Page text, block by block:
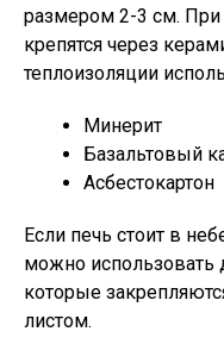
размером 2-3 см. При
крепятся через
теплоизоляции
Минерит
Базальтовый
Асбестокартон
Если печь стоит в
можно использовать
которые
листом.